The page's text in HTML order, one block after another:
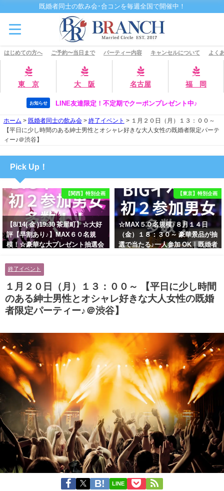
既婚者同士の飲み会･合コンを毎週全国で開催中！
はじめての方へ ご予約〜当日まで パーティー内容 キャンセルについて よく
東 京 大 阪 名古屋 福 岡
お知らせ LINE友達限定！不定期でクーポンプレゼント中♪
ホーム > 既婚者同士の飲み会> 終了イベント > １月２０日（月）１３：００～
【平日に少し時間のある紳士男性とオシャレ好きな大人女性の既婚者限定パーテ
ィー♪＠渋谷】
Pick Up！
【関西】特別企画
【8/14( 金 )19:30 茶屋町】☆大好
評【早割あり♪】MAX６０名規
模！☆豪華な大プレゼント抽選会
男性とオシャレ好きで落ち着いた
大人女性の既婚者限定ビッグパー
ティー♪＠茶屋町】
【東京】特別企画
☆MAX５０名規模♪８月１４日
（金）１８：３０～ 豪華景品が抽
選で当たる♪一人参加 OK｜既婚者
女性の既婚者限定ビッグパーティ
ー♪＠池袋】
終了イベント
１月２０日（月）１３：００～ 【平日に少し時間
のある紳士男性とオシャレ好きな大人女性の既婚
者限定パーティー♪＠渋谷】
LINE